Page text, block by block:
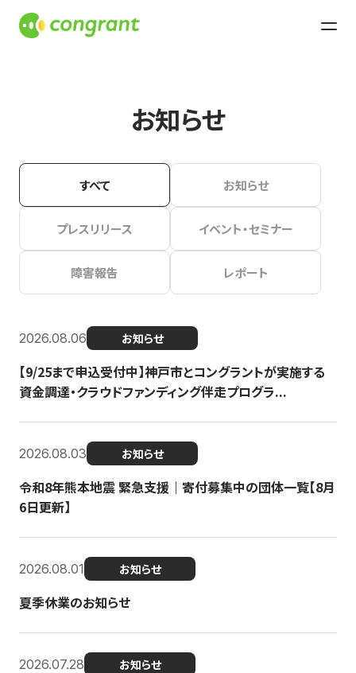
お知らせ
すべて お知らせ
プレスリリース イベント・セミナー
障害報告 レポート
2026.08.06 お知らせ
【9/25まで申込受付中】神戸市とコングラントが実施する
資金調達・クラウドファンディング伴走プログラ...
2026.08.03 お知らせ
令和8年熊本地震 緊急支援｜寄付募集中の団体一覧【8月
6日更新】
2026.08.01 お知らせ
夏季休業のお知らせ
2026.07.28 お知らせ